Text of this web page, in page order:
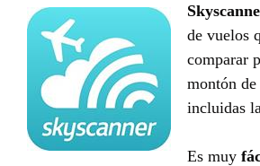
de vuelos
comparar
montón de
incluidas
Es muy